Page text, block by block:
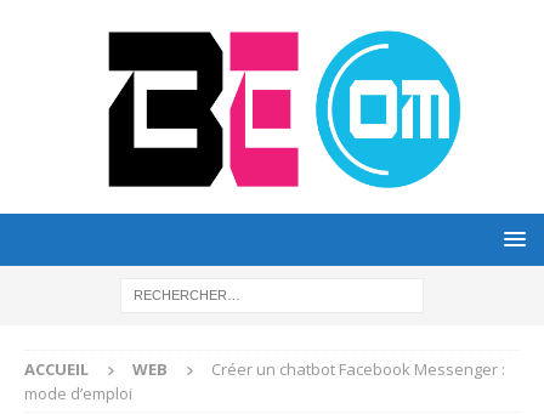
ACCUEIL WEB
Créer un chatbot Facebook Messenger :
mode d’emploi